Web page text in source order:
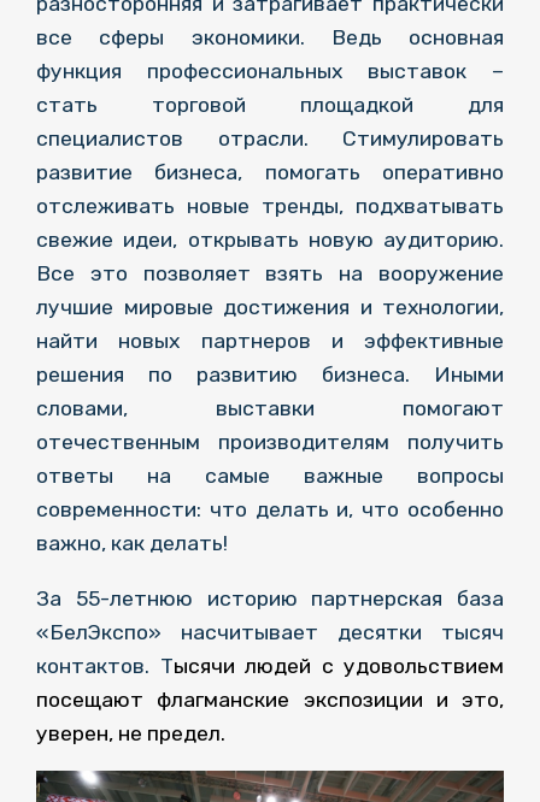
все сферы экономики. Ведь основная
функция профессиональных выставок –
стать торговой площадкой для
специалистов отрасли. Стимулировать
развитие бизнеса, помогать оперативно
отслеживать новые тренды, подхватывать
свежие идеи, открывать новую аудиторию.
Все это позволяет взять на вооружение
лучшие мировые достижения и технологии,
найти новых партнеров и эффективные
решения по развитию бизнеса. Иными
словами, выставки помогают
отечественным производителям получить
ответы на самые важные вопросы
современности: что делать и, что особенно
важно, как делать!
За 55-летнюю историю партнерская база
«БелЭкспо» насчитывает десятки тысяч
контактов. Тысячи людей с удовольствием
посещают флагманские экспозиции и это,
уверен, не предел.